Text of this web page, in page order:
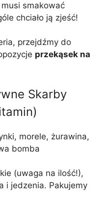
smakować
chciało ją zjeść!
przejdźmy do
przekąsek na
Skarby
morele, żurawina,
bomba
(uwaga na ilość!),
i jedzenia. Pakujemy